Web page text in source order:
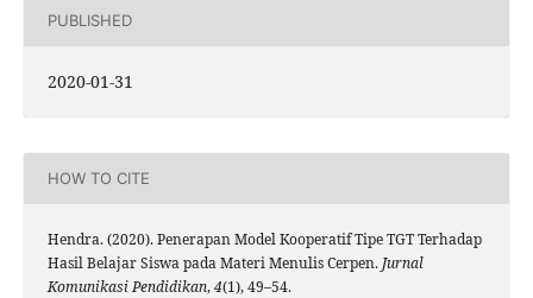
PUBLISHED
2020-01-31
HOW TO CITE
Hendra. (2020). Penerapan Model Kooperatif Tipe TGT Terhadap
Hasil Belajar Siswa pada Materi Menulis Cerpen. Jurnal
Komunikasi Pendidikan,4(1), 49–54.